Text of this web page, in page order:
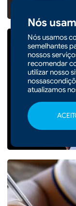
Nós
Nós usamos
semelhantes
nossos
recomendar
utilizar nosso
atualizamos